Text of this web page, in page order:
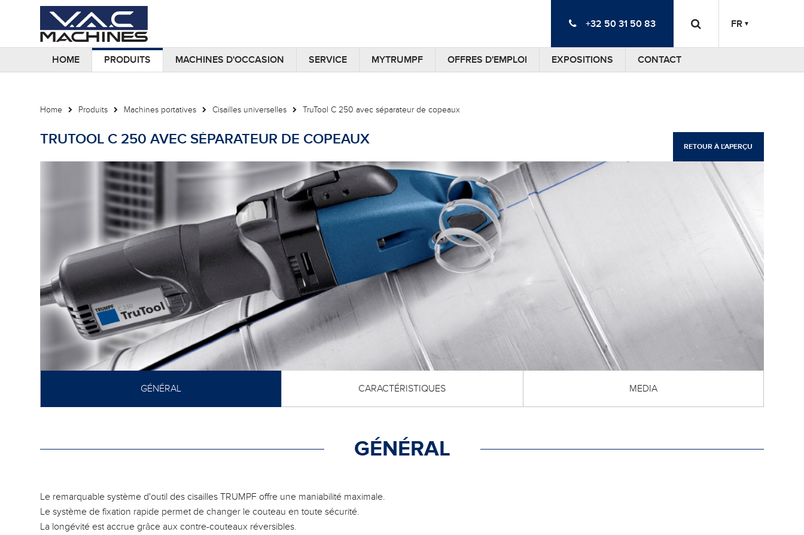
+32 50 31 50 83 FR
HOME PRODUITS MACHINES D'OCCASION SERVICE MYTRUMPF OFFRES D'EMPLOI EXPOSITIONS CONTACT
Home Produits Machines portatives Cisailles universelles TruTool C 250 avec séparateur de copeaux
TRUTOOL C 250 AVEC SÉPARATEUR DE COPEAUX RETOUR À L'APERÇU
GÉNÉRAL CARACTÉRISTIQUES MEDIA
GÉNÉRAL
Le remarquable système d'outil des cisailles TRUMPF offre une maniabilité maximale.
Le système de fixation rapide permet de changer le couteau en toute sécurité.
La longévité est accrue grâce aux contre-couteaux réversibles.